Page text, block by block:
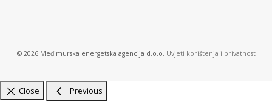
© 2026 Međimurska energetska agencija d.o.o. Uvjeti korištenja i privatnost
Close Previous